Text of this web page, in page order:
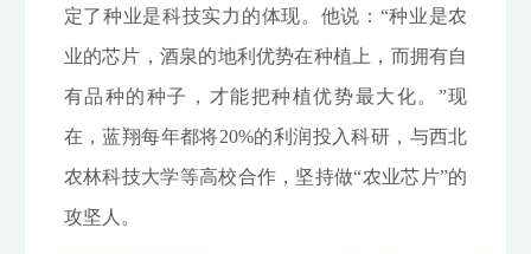
定了种业是科技实力的体现。他说：“种业是农
业的芯片，酒泉的地利优势在种植上，而拥有自
有品种的种子，才能把种植优势最大化。”现
在，蓝翔每年都将20%的利润投入科研，与西北
农林科技大学等高校合作，坚持做“农业芯片”的
攻坚人。